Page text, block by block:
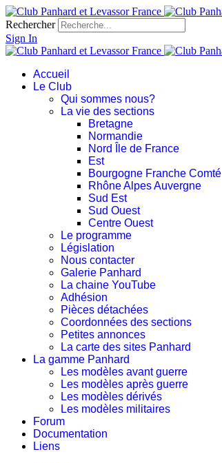
Rechercher
Sign In
Accueil
Le Club
Qui sommes nous?
La vie des sections
Bretagne
Normandie
Nord Île de France
Est
Bourgogne Franche Comté
Rhône Alpes Auvergne
Sud Est
Sud Ouest
Centre Ouest
Le programme
Législation
Nous contacter
Galerie Panhard
La chaine YouTube
Adhésion
Pièces détachées
Coordonnées des sections
Petites annonces
La carte des sites Panhard
La gamme Panhard
Les modèles avant guerre
Les modèles après guerre
Les modèles dérivés
Les modèles militaires
Forum
Documentation
Liens